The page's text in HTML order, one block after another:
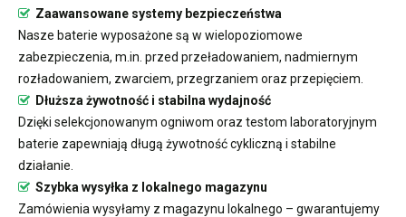
Zaawansowane systemy bezpieczeństwa
Nasze baterie wyposażone są w wielopoziomowe
zabezpieczenia, m.in. przed przeładowaniem, nadmiernym
rozładowaniem, zwarciem, przegrzaniem oraz przepięciem.
Dłuższa żywotność i stabilna wydajność
Dzięki selekcjonowanym ogniwom oraz testom laboratoryjnym
baterie zapewniają długą żywotność cykliczną i stabilne
działanie.
Szybka wysyłka z lokalnego magazynu
Zamówienia wysyłamy z magazynu lokalnego – gwarantujemy